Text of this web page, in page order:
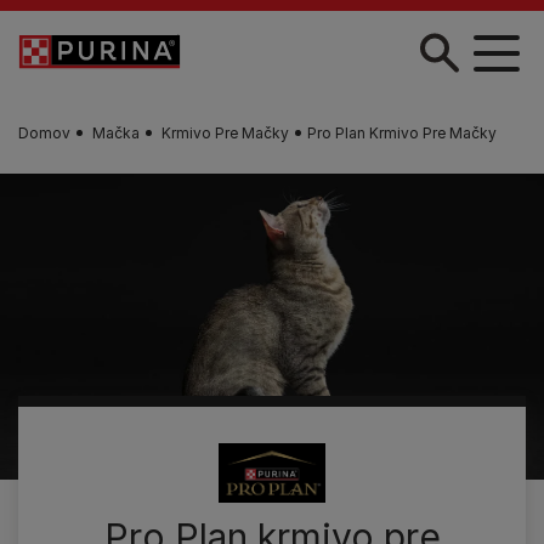
Skočiť na hlavný obsah
Domov Mačka Krmivo Pre Mačky Pro Plan Krmivo Pre Mačky